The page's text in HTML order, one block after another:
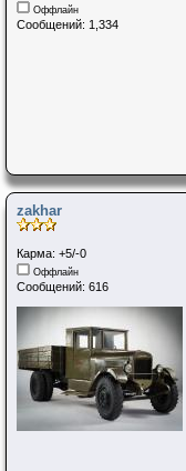
Оффлайн
Сообщений: 1,334
zakhar
Карма: +5/-0
Оффлайн
Сообщений: 616